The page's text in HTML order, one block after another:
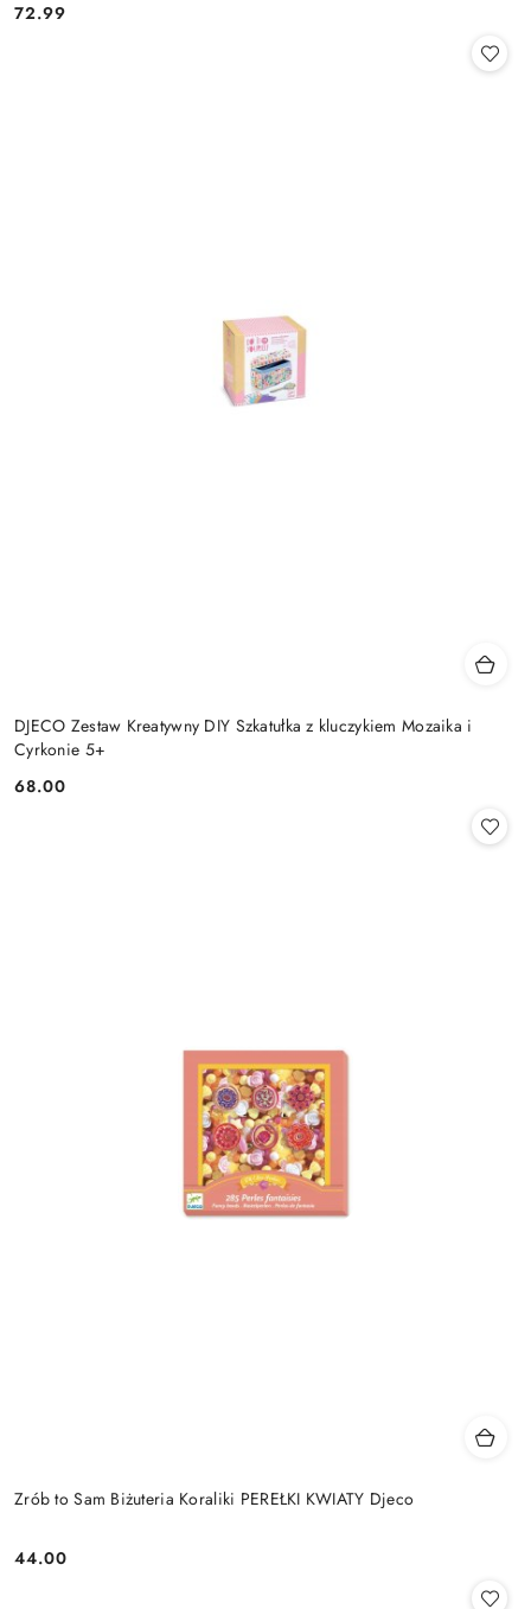
Cena:
72.99
DJECO Zestaw Kreatywny DIY Szkatułka z kluczykiem Mozaika i
Cyrkonie 5+
Cena:
68.00
Zrób to Sam Biżuteria Koraliki PEREŁKI KWIATY Djeco
Cena:
44.00